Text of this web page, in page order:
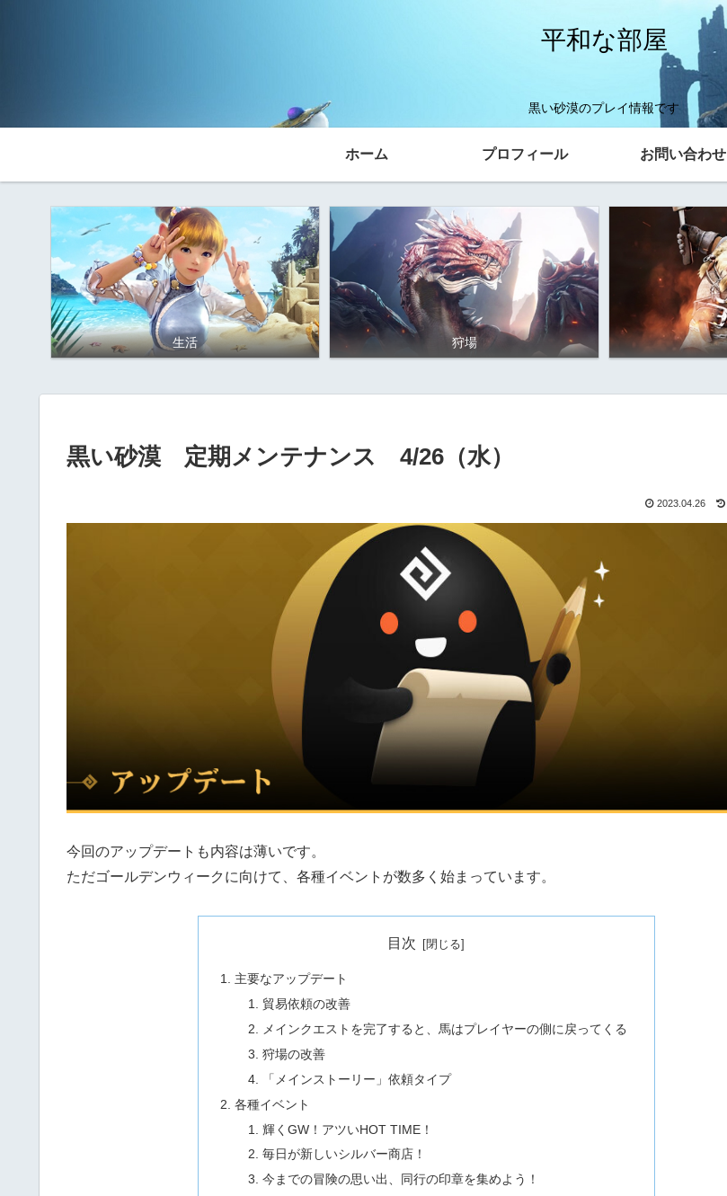
平和な部屋
黒い砂漠のプレイ情報です
ホーム プロフィール お問い合わせ
生活 狩場
黒い砂漠 定期メンテナンス 4/26（水）
2023.04.26
今回のアップデートも内容は薄いです。
ただゴールデンウィークに向けて、各種イベントが数多く始まっています。
目次
主要なアップデート
貿易依頼の改善
メインクエストを完了すると、馬はプレイヤーの側に戻ってくる
狩場の改善
「メインストーリー」依頼タイプ
各種イベント
輝くGW！アツいHOT TIME！
毎日が新しいシルバー商店！
今までの冒険の思い出、同行の印章を集めよう！